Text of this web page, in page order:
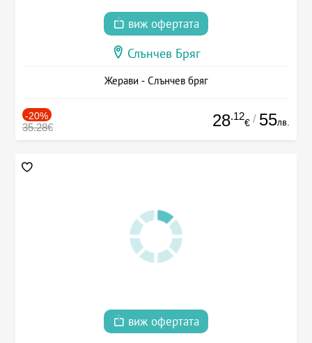
виж офертата
Слънчев Бряг
Жерави - Слънчев бряг
-20%
35.28€ 28.12
€ / 55лв.
виж офертата